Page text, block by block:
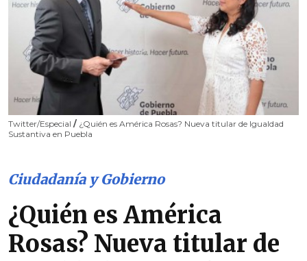
Twitter/Especial / ¿Quién es América Rosas? Nueva titular de Igualdad
Sustantiva en Puebla
Ciudadanía y Gobierno
¿Quién es América
Rosas? Nueva titular de